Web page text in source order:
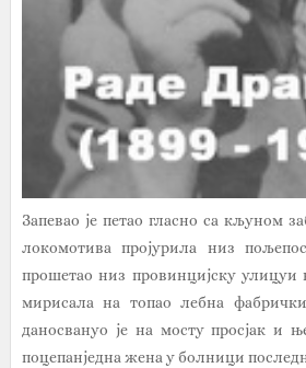
Запевао је петао гласно са кљуном
локомотива пројурила низ
прошетао низ провинцијску улицуи
мирисала на топао лебна
даносвануо је на мосту просјак и
поцепанједна жена у болници